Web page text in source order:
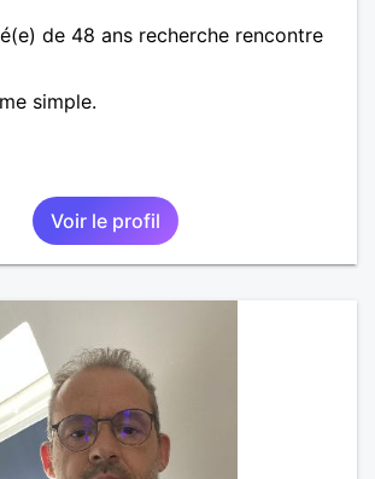
de 48 ans recherche rencontre
simple.
Voir le profil